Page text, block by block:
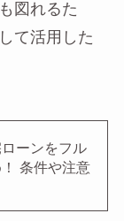
図れるた
て活用した
ーンをフル
条件や注意